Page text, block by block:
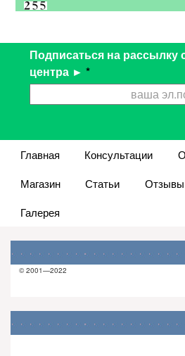
Подписаться на рассылку
центра ► *
Главная Консультации
Магазин
Статьи Отзывы
Галерея
© 2001—2022